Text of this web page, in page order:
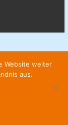
Website weiter
aus.